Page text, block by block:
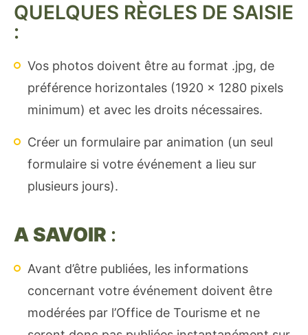
QUELQUES RÈGLES DE SAISIE
:
Vos photos doivent être au format .jpg, de
préférence horizontales (1920 x 1280 pixels
minimum) et avec les droits nécessaires.
Créer un formulaire par animation (un seul
formulaire si votre événement a lieu sur
plusieurs jours).
A SAVOIR :
Avant d’être publiées, les informations
concernant votre événement doivent être
modérées par l’Office de Tourisme et ne